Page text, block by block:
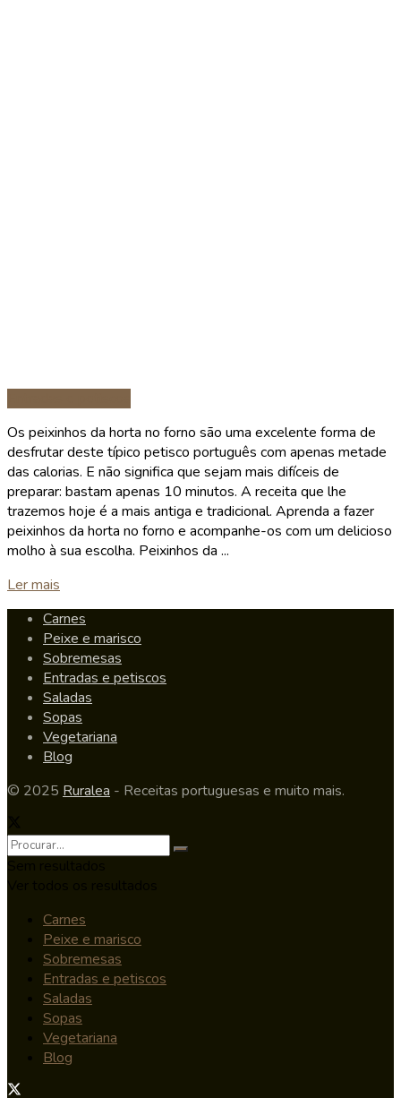
Os peixinhos da horta no forno são uma excelente forma de
desfrutar deste típico petisco português com apenas metade
das calorias. E não significa que sejam mais difíceis de
preparar: bastam apenas 10 minutos. A receita que lhe
trazemos hoje é a mais antiga e tradicional. Aprenda a fazer
peixinhos da horta no forno e acompanhe-os com um delicioso
molho à sua escolha. Peixinhos da ...
Ler mais
Carnes
Peixe e marisco
Sobremesas
Entradas e petiscos
Saladas
Sopas
Vegetariana
Blog
© 2025 Ruralea - Receitas portuguesas e muito mais.
Carnes
Peixe e marisco
Sobremesas
Entradas e petiscos
Saladas
Sopas
Vegetariana
Blog